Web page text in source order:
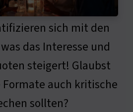
sich mit den
das Interesse und
steigert! Glaubst
Formate auch kritische
sollten?